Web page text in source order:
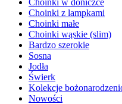
Choinki w doniczce
Choinki z lampkami
Choinki małe
Choinki wąskie (slim)
Bardzo szerokie
Sosna
Jodła
Świerk
Kolekcje
Nowości